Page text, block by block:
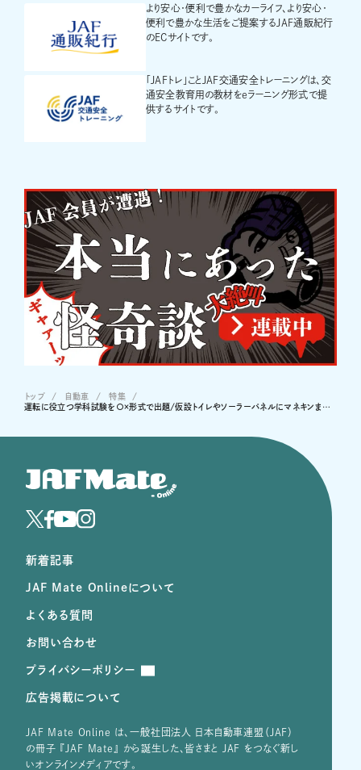
より安心・便利で豊かなカーライフ、より安心・
便利で豊かな生活をご提案するJAF通販紀行
のECサイトです。
「JAFトレ」ことJAF交通安全トレーニングは、交
通安全教育用の教材をeラーニング形式で提
供するサイトです。
トップ 自動車
特集
運転に役立つ学科試験を〇×形式で出題/仮設トイレやソーラーパネルにマネキンまで…！高速道路を走行中に落下物に遭遇したら!?
新着記事
JAF Mate Onlineについて
よくある質問
お問い合わせ
プライバシーポリシー
広告掲載について
JAF Mate Online は、⼀般社団法⼈ ⽇本⾃動⾞連盟（JAF）
の冊子 『JAF Mate』 から誕⽣した、皆さまと JAF をつなぐ新し
いオンラインメディアです。